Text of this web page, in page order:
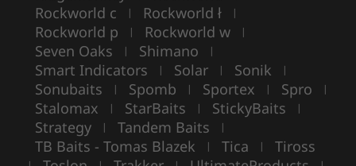
Rockworld c | Rockworld ł |
Rockworld p | Rockworld w |
Seven Oaks | Shimano |
Smart Indicators | Solar | Sonik |
Sonubaits | Spomb | Sportex | Spro |
Stalomax | StarBaits | StickyBaits |
Strategy | Tandem Baits |
TB Baits - Tomas Blazek | Tica | Tiross